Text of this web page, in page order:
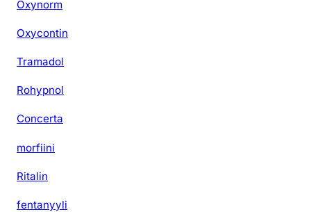
Oxynorm
Oxycontin
Tramadol
Rohypnol
Concerta
morfiini
Ritalin
fentanyyli